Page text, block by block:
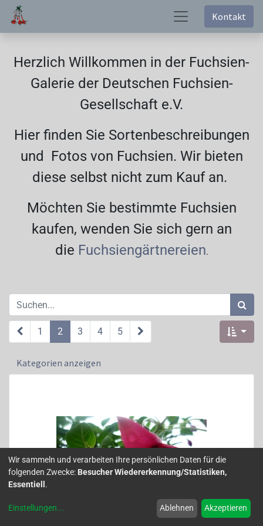
Kontakt
Herzlich Willkommen in der Fuchsien-
Galerie der Deutschen Fuchsien-
Gesellschaft e.V.
Hier finden Sie Sortenbeschreibungen
und Fotos von Fuchsien. Wir bieten
diese selbst nicht zum Kauf an.
Möchten Sie bestimmte Fuchsien
kaufen, wenden Sie sich gern an
die Fuchsiengärtnereien.
1 2 3 4 5
Kategorien anzeigen
Wir sammeln und verarbeiten Ihre persönlichen Daten für die
folgenden Zwecke: Besucher Wiedererkennung/Statistiken,
Essentiell .
Einstellungen... Ablehnen Akzeptieren